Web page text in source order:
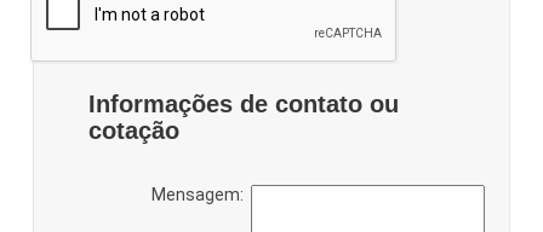
Informações de contato ou
cotação
Mensagem: